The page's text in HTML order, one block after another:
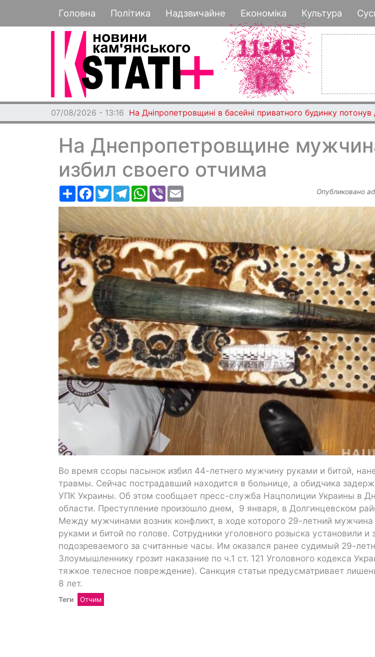
к
Основная навигация
Головна Політика Надзвичайне Економіка Культура
07/08/2026 - 13:16 На Дніпропетровщині в басейні приватного будинку
На Днепропетровщине
избил своего отчима
РесурсFacebook
TwitterTelegramWhatsApp
Viber Опубликовано
Во время ссоры пасынок избил 44-летнего мужчину руками и битой,
травмы. Сейчас пострадавший находится в больнице, а обидчика
УПК Украины. Об этом сообщает пресс-служба Нацполиции Украины в
области. Преступление произошло днем, ​​9 января, в Долгинцевском
Между мужчинами возник конфликт, в ходе которого 29-летний мужчина
руками и битой по голове. Сотрудники уголовного розыска установили и
подозреваемого за считанные часы. Им оказался ранее судимый 29-
Злоумышленнику грозит наказание по ч.1 ст. 121 Уголовного кодекса
тяжкое телесное повреждение). Санкция статьи предусматривает
8 лет.
Теги Отчим